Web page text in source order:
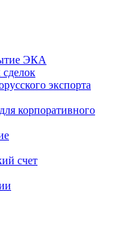
ЭКА
сделок
экспорта
корпоративного
счет